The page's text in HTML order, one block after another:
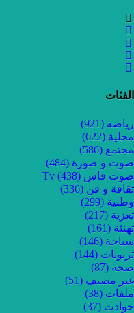
الفئات
رياضة (921)
محلية (622)
مجتمع (586)
صوت و صورة (484)
صوت فاس Tv (438)
ثقافة و فن (336)
وطنية (299)
تعزية (217)
تهنئة (161)
سياحة (146)
تربويات (144)
صحة (87)
غير مصنف (51)
ملفات (38)
حوادث (37)